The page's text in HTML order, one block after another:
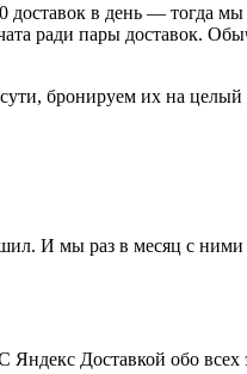
доставок в день — тогда
ради пары доставок.
бронируем их на целый
И мы раз в месяц с
Доставкой обо